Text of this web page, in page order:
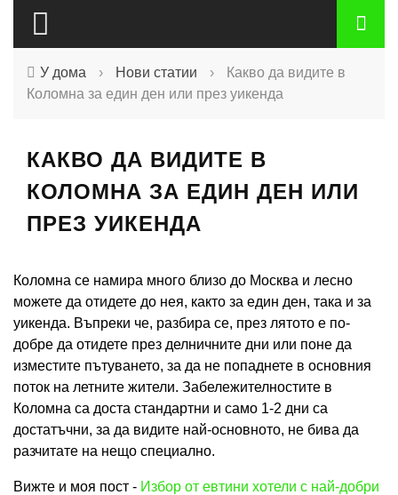
У дома › Нови статии ›
Какво да видите в
Коломна за един ден или през уикенда
КАКВО ДА ВИДИТЕ В
КОЛОМНА ЗА ЕДИН ДЕН ИЛИ
ПРЕЗ УИКЕНДА
Коломна се намира много близо до Москва и лесно
можете да отидете до нея, както за един ден, така и за
уикенда. Въпреки че, разбира се, през лятото е по-
добре да отидете през делничните дни или поне да
изместите пътуването, за да не попаднете в основния
поток на летните жители. Забележителностите в
Коломна са доста стандартни и само 1-2 дни са
достатъчни, за да видите най-основното, не бива да
разчитате на нещо специално.
Вижте и моя пост - Избор от евтини хотели с най-добри